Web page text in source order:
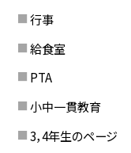
行事
給食室
PTA
小中一貫教育
3，4年生のページ